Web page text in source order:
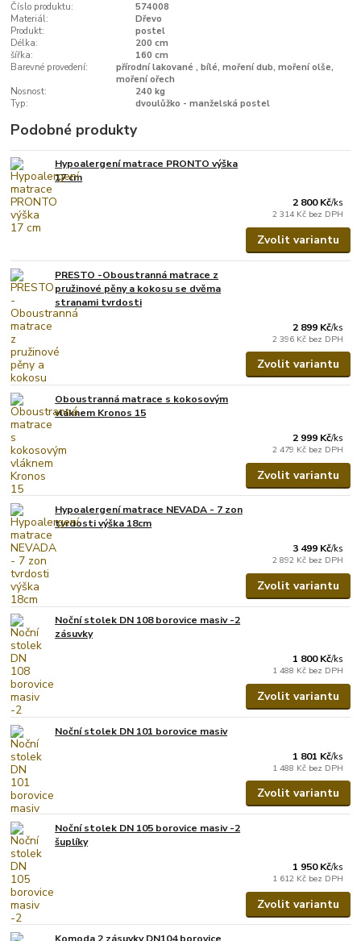
Číslo produktu:
574008
Materiál:
Dřevo
Produkt:
postel
Délka:
200 cm
šířka:
160 cm
Barevné provedení:
přírodní lakované , bílé, moření dub, moření olše,
moření ořech
Nosnost:
240 kg
Typ:
dvoulůžko - manželská postel
Podobné produkty
Hypoalergení matrace PRONTO výška
17 cm
2 800 Kč/ks
2 314 Kč bez DPH
Zvolit variantu
PRESTO -Oboustranná matrace z
pružinové pěny a kokosu se dvěma
stranami tvrdosti
2 899 Kč/ks
2 396 Kč bez DPH
Zvolit variantu
Oboustranná matrace s kokosovým
vláknem Kronos 15
2 999 Kč/ks
2 479 Kč bez DPH
Zvolit variantu
Hypoalergení matrace NEVADA - 7 zon
tvrdosti výška 18cm
3 499 Kč/ks
2 892 Kč bez DPH
Zvolit variantu
Noční stolek DN 108 borovice masiv -2
zásuvky
1 800 Kč/ks
1 488 Kč bez DPH
Zvolit variantu
Noční stolek DN 101 borovice masiv
1 801 Kč/ks
1 488 Kč bez DPH
Zvolit variantu
Noční stolek DN 105 borovice masiv -2
šuplíky
1 950 Kč/ks
1 612 Kč bez DPH
Zvolit variantu